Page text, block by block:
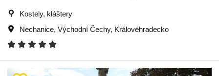
Kostely, kláštery
Nechanice, Východní Čechy, Královéhradecko